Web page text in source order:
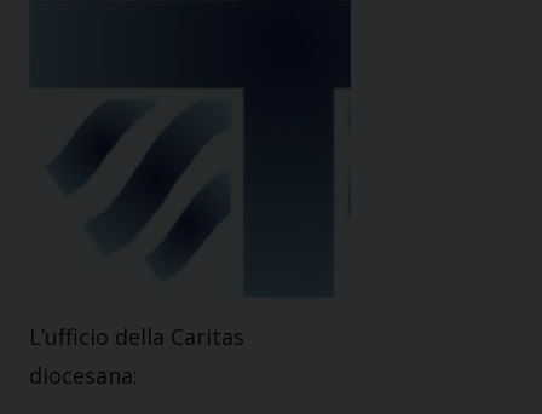
L’ufficio della Caritas
diocesana: